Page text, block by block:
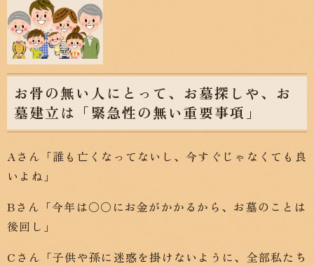
お骨の無い人にとって、お墓探しや、お
墓建立は「緊急性の無い重要事項」
Aさん「誰も亡くなってないし、今すぐじゃなくても良
いよね」
Bさん「今年は〇〇にお金がかかるから、お墓のことは
後回し」
Cさん「子供や孫に迷惑を掛けないように、全部私たち